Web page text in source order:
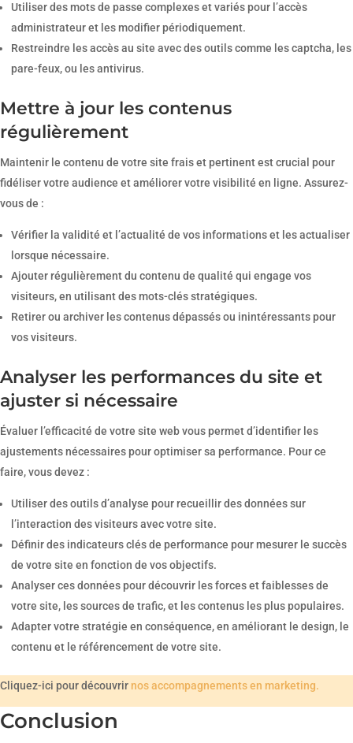
Utiliser des mots de passe complexes et variés pour l’accès
administrateur et les modifier périodiquement.
Restreindre les accès au site avec des outils comme les captcha, les
pare-feux, ou les antivirus.
Mettre à jour les contenus
régulièrement
Maintenir le contenu de votre site frais et pertinent est crucial pour
fidéliser votre audience et améliorer votre visibilité en ligne. Assurez-
vous de :
Vérifier la validité et l’actualité de vos informations et les actualiser
lorsque nécessaire.
Ajouter régulièrement du contenu de qualité qui engage vos
visiteurs, en utilisant des mots-clés stratégiques.
Retirer ou archiver les contenus dépassés ou inintéressants pour
vos visiteurs.
Analyser les performances du site et
ajuster si nécessaire
Évaluer l’efficacité de votre site web vous permet d’identifier les
ajustements nécessaires pour optimiser sa performance. Pour ce
faire, vous devez :
Utiliser des outils d’analyse pour recueillir des données sur
l’interaction des visiteurs avec votre site.
Définir des indicateurs clés de performance pour mesurer le succès
de votre site en fonction de vos objectifs.
Analyser ces données pour découvrir les forces et faiblesses de
votre site, les sources de trafic, et les contenus les plus populaires.
Adapter votre stratégie en conséquence, en améliorant le design, le
contenu et le référencement de votre site.
Cliquez-ici pour découvrir nos accompagnements en marketing.
Conclusion